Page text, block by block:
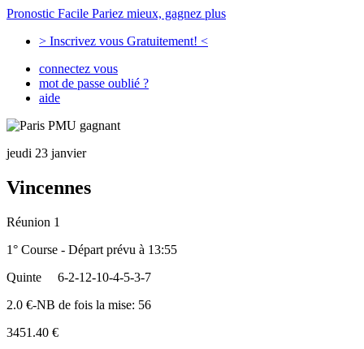
Pronostic Facile Pariez mieux, gagnez plus
> Inscrivez vous Gratuitement! <
connectez vous
mot de passe oublié ?
aide
jeudi 23 janvier
Vincennes
Réunion 1
1° Course - Départ prévu à 13:55
Quinte
6-2-12-10-4-5-3-7
2.0 €-NB de fois la mise: 56
3451.40 €